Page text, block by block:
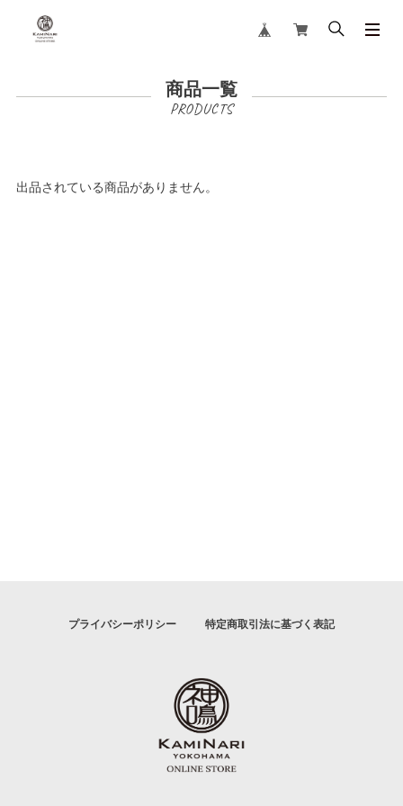
商品一覧
出品されている商品がありません。
プライバシーポリシー 特定商取引法に基づく表記